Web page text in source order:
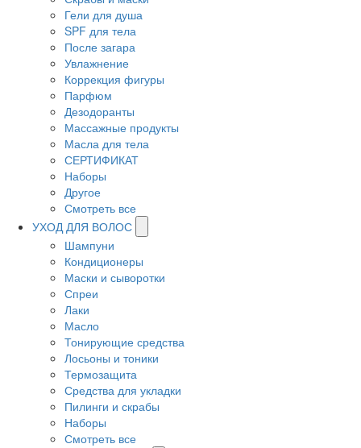
Гели для душа
SPF для тела
После загара
Увлажнение
Коррекция фигуры
Парфюм
Дезодоранты
Массажные продукты
Масла для тела
СЕРТИФИКАТ
Наборы
Другое
Смотреть все
УХОД ДЛЯ ВОЛОС
Шампуни
Кондиционеры
Маски и сыворотки
Спреи
Лаки
Масло
Тонирующие средства
Лосьоны и тоники
Термозащита
Средства для укладки
Пилинги и скрабы
Наборы
Смотреть все